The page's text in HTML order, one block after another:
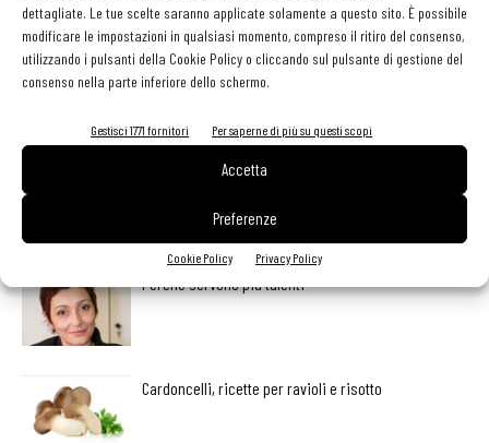
dettagliate. Le tue scelte saranno applicate solamente a questo sito. È possibile
modificare le impostazioni in qualsiasi momento, compreso il ritiro del consenso,
utilizzando i pulsanti della Cookie Policy o cliccando sul pulsante di gestione del
consenso nella parte inferiore dello schermo.
Gestisci 1771 fornitori Per saperne di più su questi scopi
Accetta
Preferenze
Cookie Policy Privacy Policy
Facebook Twitter
LEGGI ANCHE
Non è colpa della pasta in bianco
Perché servono più talenti
Cardoncelli, ricette per ravioli e risotto